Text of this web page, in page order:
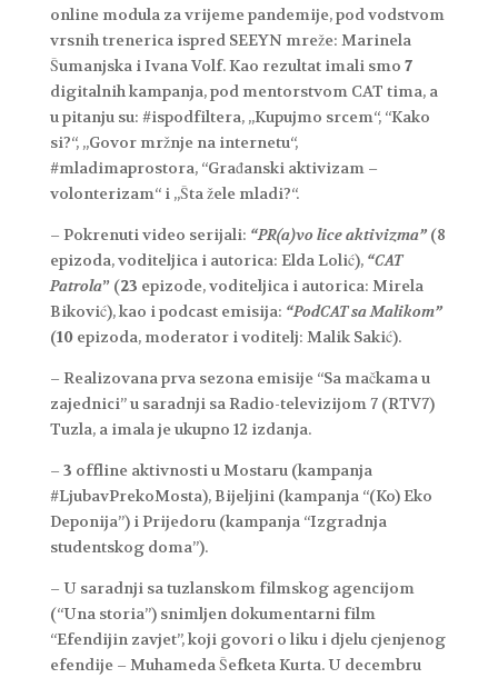
online modula za vrijeme pandemije, pod vodstvom
vrsnih trenerica ispred SEEYN mreže: Marinela
Šumanjska i Ivana Volf. Kao rezultat imali smo 7
digitalnih kampanja, pod mentorstvom CAT tima, a
u pitanju su: #ispodfiltera, „Kupujmo srcem“, “Kako
si?“, „Govor mržnje na internetu“,
#mladimaprostora, “Građanski aktivizam –
volonterizam“ i „Šta žele mladi?“.
– Pokrenuti video serijali: “PR(a)vo lice aktivizma”(8
epizoda, voditeljica i autorica: Elda Lolić), “CAT
Patrola”(23 epizode, voditeljica i autorica: Mirela
Biković), kao i podcast emisija: “PodCAT sa Malikom”
(10epizoda, moderator i voditelj: Malik Sakić).
– Realizovana prva sezona emisije “Sa mačkama u
zajednici” u saradnji sa Radio-televizijom 7 (RTV7)
Tuzla, a imala je ukupno 12 izdanja.
– 3 offline aktivnosti u Mostaru (kampanja
#LjubavPrekoMosta), Bijeljini (kampanja “(Ko) Eko
Deponija”) i Prijedoru (kampanja “Izgradnja
studentskog doma”).
– U saradnji sa tuzlanskom filmskog agencijom
(“Una storia”) snimljen dokumentarni film
“Efendijin zavjet”, koji govori o liku i djelu cjenjenog
efendije – Muhameda Šefketa Kurta. U decembru